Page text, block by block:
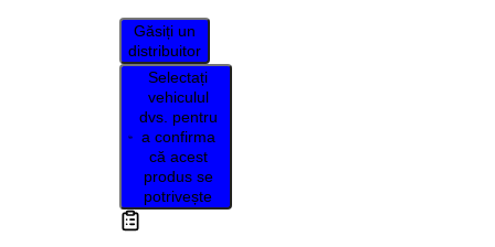
Găsiți un
distribuitor
Selectați
vehiculul
dvs. pentru
a confirma
că acest
produs se
potrivește